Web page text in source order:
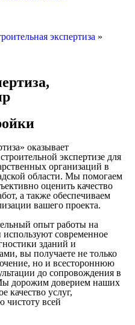
экспертиза »
,
оказывает
экспертизе для
организаций в
области. Мы помогаем
оценить качество
а также обеспечиваем
вашего проекта.
опыт работы на
современное
зданий и
вы получаете не только
но и всестороннюю
до сопровождения в
дорожим доверием наших
качество услуг,
чистоту всей